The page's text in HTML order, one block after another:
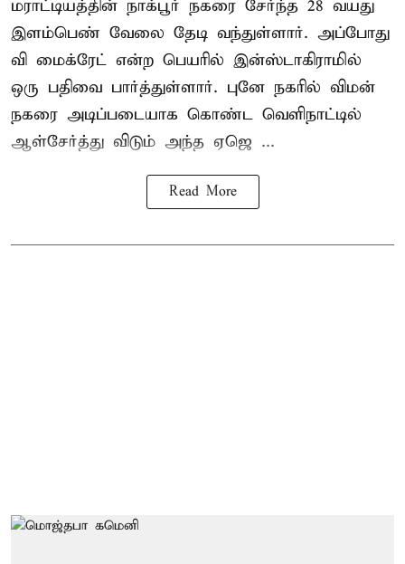
மராட்டியத்தின் நாக்பூர் நகரை சேர்ந்த 28 வயது
இளம்பெண் வேலை தேடி வந்துள்ளார். அப்போது
வி மைக்ரேட் என்ற பெயரில் இன்ஸ்டாகிராமில்
ஒரு பதிவை பார்த்துள்ளார். புனே நகரில் விமன்
நகரை அடிப்படையாக கொண்ட வெளிநாட்டில்
ஆள்சேர்த்து விடும் அந்த ஏஜெ ...
Read More